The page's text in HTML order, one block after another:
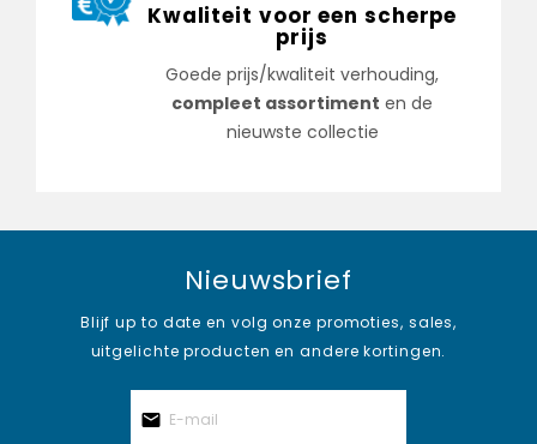
Kwaliteit voor een scherpe
prijs
Goede prijs/kwaliteit verhouding,
compleet assortiment en de
nieuwste collectie
Nieuwsbrief
Blijf up to date en volg onze promoties, sales,
uitgelichte producten en andere kortingen.